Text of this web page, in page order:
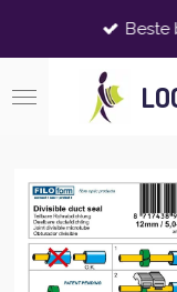
de
hoofdinhoud
Beste